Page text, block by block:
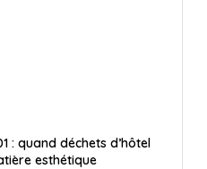
: quand déchets d’hôtel
esthétique